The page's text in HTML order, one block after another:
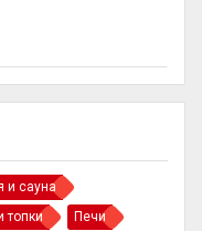
и сауна
топки
Печи